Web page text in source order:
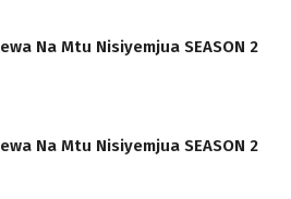
Na Mtu Nisiyemjua SEASON 2
Na Mtu Nisiyemjua SEASON 2